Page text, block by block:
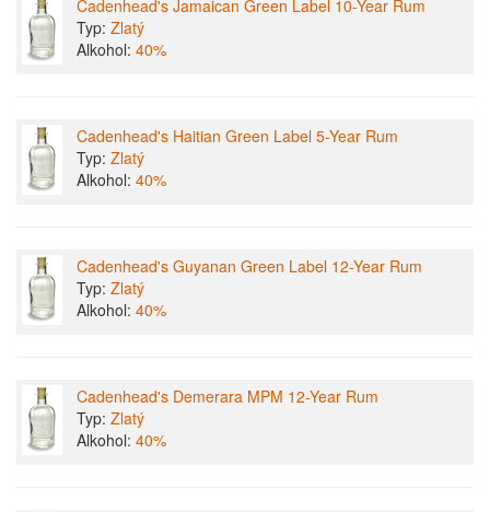
Cadenhead's Jamaican Green Label 10-Year Rum
Typ: Zlatý
Alkohol: 40%
Cadenhead's Haitian Green Label 5-Year Rum
Typ: Zlatý
Alkohol: 40%
Cadenhead's Guyanan Green Label 12-Year Rum
Typ: Zlatý
Alkohol: 40%
Cadenhead's Demerara MPM 12-Year Rum
Typ: Zlatý
Alkohol: 40%